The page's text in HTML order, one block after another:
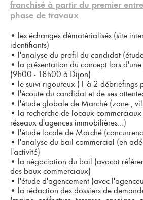
franchisé à partir du premier
phase de travaux
• les échanges dématérialisés (site
identifiants)
• l'analyse du profil du candidat
• la présentation du concept lors
(9h00 - 18h00 à Dijon)
• le suivi rigoureux (1 à 2 débriefings
• l'écoute du candidat et de ses
• l'étude globale de Marché (zone ,
• la recherche de locaux
réseaux d'agences immobilières...)
• l'étude locale de Marché
• l'analyse du bail commercial (en
l'activité)
• la négociation du bail (avocat
des baux commerciaux)
• l'étude d'agencement (avec
• la rédaction des dossiers de